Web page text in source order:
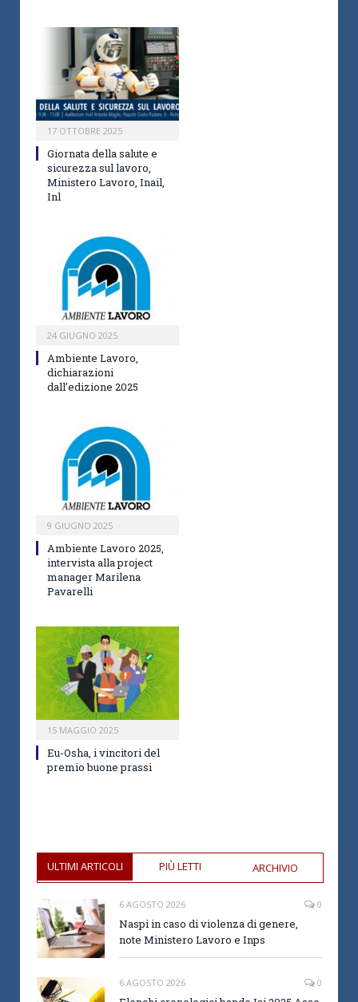
17 OTTOBRE 2025
Giornata della salute e
sicurezza sul lavoro,
Ministero Lavoro, Inail,
Inl
24 GIUGNO 2025
Ambiente Lavoro,
dichiarazioni
dall’edizione 2025
9 GIUGNO 2025
Ambiente Lavoro 2025,
intervista alla project
manager Marilena
Pavarelli
15 MAGGIO 2025
Eu-Osha, i vincitori del
premio buone prassi
ULTIMI ARTICOLI PIÙ LETTI ARCHIVIO
6 AGOSTO 2026 0
Naspi in caso di violenza di genere,
note Ministero Lavoro e Inps
6 AGOSTO 2026 0